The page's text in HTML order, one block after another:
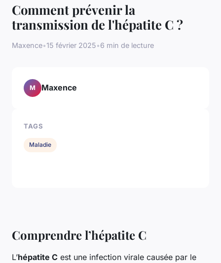
Comment prévenir la
transmission de l'hépatite C ?
Maxence•15 février 2025•6 min de lecture
Comprendre l’hépatite C
L’hépatite C est une infection virale causée par le
M Maxence
TAGS
Maladie